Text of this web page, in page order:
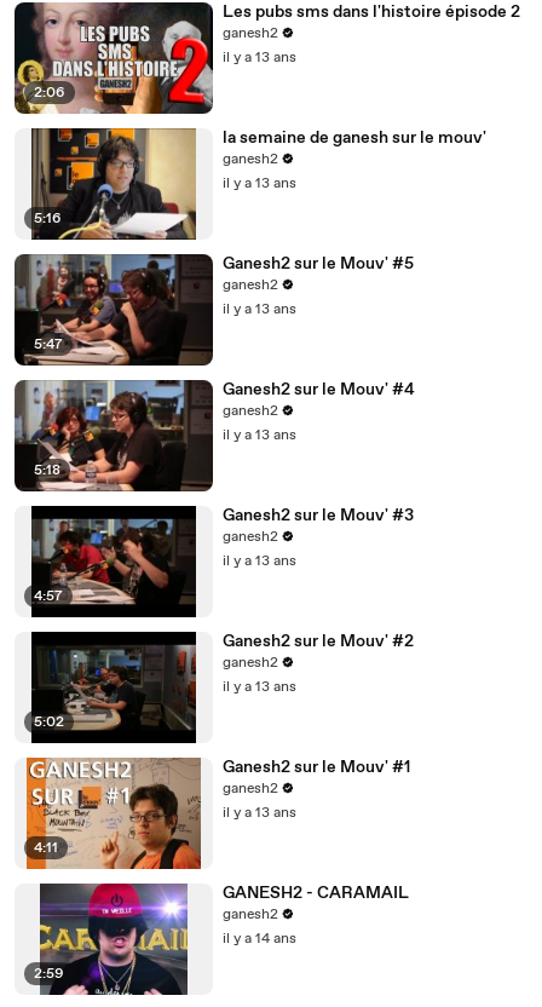
2:06
Les pubs sms dans l'histoire épisode 2
ganesh2
il y a 13 ans
5:16
la semaine de ganesh sur le mouv'
ganesh2
il y a 13 ans
5:47
Ganesh2 sur le Mouv' #5
ganesh2
il y a 13 ans
5:18
Ganesh2 sur le Mouv' #4
ganesh2
il y a 13 ans
4:57
Ganesh2 sur le Mouv' #3
ganesh2
il y a 13 ans
5:02
Ganesh2 sur le Mouv' #2
ganesh2
il y a 13 ans
4:11
Ganesh2 sur le Mouv' #1
ganesh2
il y a 13 ans
2:59
GANESH2 - CARAMAIL
ganesh2
il y a 14 ans